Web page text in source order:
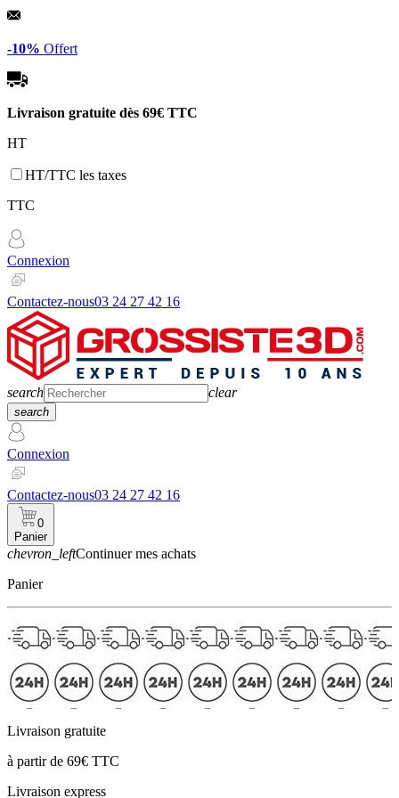
Panneau de gestion des cookies
-10% Offert
Livraison gratuite dès 69€ TTC
HT
HT/TTC les taxes
TTC
Connexion
Contactez-nous03 24 27 42 16
search clear
search
Connexion
Contactez-nous03 24 27 42 16
0
Panier
chevron_leftContinuer mes achats
Panier
Livraison gratuite
à partir de 69€ TTC
Livraison express